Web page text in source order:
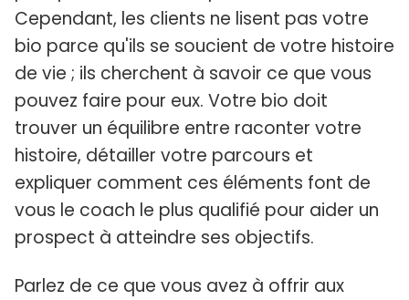
Cependant, les clients ne lisent pas votre
bio parce qu'ils se soucient de votre histoire
de vie ; ils cherchent à savoir ce que vous
pouvez faire pour eux. Votre bio doit
trouver un équilibre entre raconter votre
histoire, détailler votre parcours et
expliquer comment ces éléments font de
vous le coach le plus qualifié pour aider un
prospect à atteindre ses objectifs.
Parlez de ce que vous avez à offrir aux